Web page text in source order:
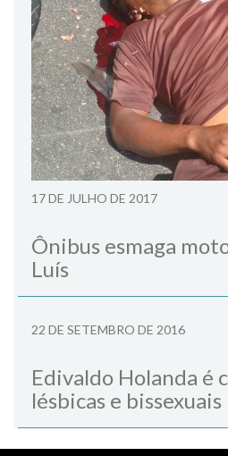
17 DE JULHO DE 2017
Ônibus esmaga
Luís
22 DE SETEMBRO DE 2016
Edivaldo Holanda é
lésbicas e bissexuais